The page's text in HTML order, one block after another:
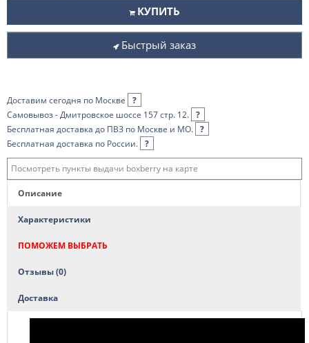
КУПИТЬ
Быстрый заказ
Доставим сегодня по Москве
?
Самовывоз - Дмитровское шоссе 157 стр. 12. ?
Бесплатная доставка до ПВЗ по Москве и МО. ?
Бесплатная доставка по России. ?
Посмотреть пункты выдачи boxberry на карте
Описание
Характеристики
ПОМОЖЕМ ВЫБРАТЬ
Отзывы (0)
Доставка